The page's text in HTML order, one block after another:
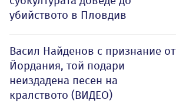
убийството в Пловдив
Васил Найденов с признание от
Йордания, той подари
неиздадена песен на
кралството (ВИДЕО)